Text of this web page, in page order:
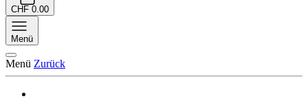
CHF 0.00
Menü
Menü Zurück